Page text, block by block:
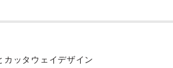
カッタウェイデザイン